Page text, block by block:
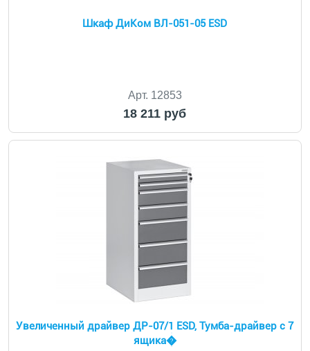
Шкаф ДиКом ВЛ-051-05 ESD
Арт. 12853
18 211 руб
Увеличенный драйвер ДР-07/1 ESD, Тумба-драйвер с 7
ящика�